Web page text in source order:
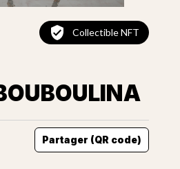
Collectible NFT
Partager (QR code)